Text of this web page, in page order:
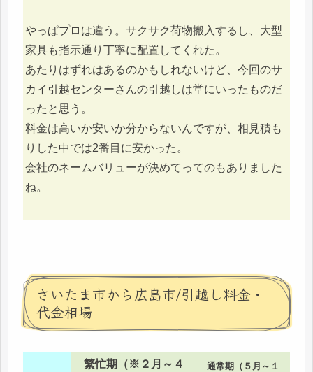
やっぱプロは違う。サクサク荷物搬入するし、大型
家具も指示通り丁寧に配置してくれた。
あたりはずれはあるのかもしれないけど、今回のサ
カイ引越センターさんの引越しは堂にいったものだ
ったと思う。
料金は高いか安いか分からないんですが、相見積も
りした中では2番目に安かった。
会社のネームバリューが決めてってのもありました
ね。
さいたま市から広島市/引越し料金・
代金相場
繁忙期（※２月～４
通常期（５月～１